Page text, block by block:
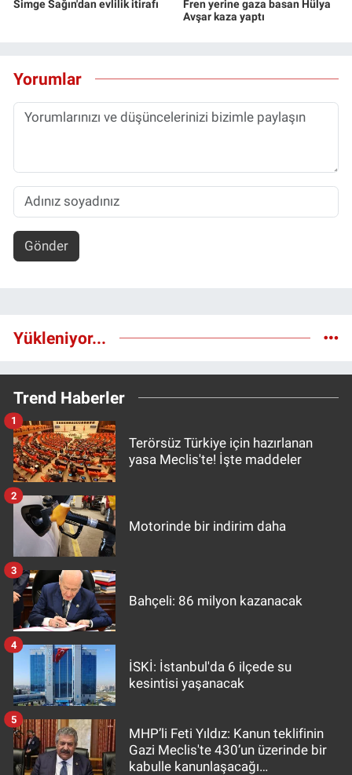
Simge Sağın'dan evlilik itirafı
Fren yerine gaza basan Hülya
Avşar kaza yaptı
Yorumlar
Gönder
Yükleniyor...
Trend Haberler
Terörsüz Türkiye için hazırlanan
yasa Meclis'te! İşte maddeler
1
Motorinde bir indirim daha
2
Bahçeli: 86 milyon kazanacak
3
İSKİ: İstanbul'da 6 ilçede su
kesintisi yaşanacak
4
MHP’li Feti Yıldız: Kanun teklifinin
Gazi Meclis'te 430’un üzerinde bir
kabulle kanunlaşacağı
5